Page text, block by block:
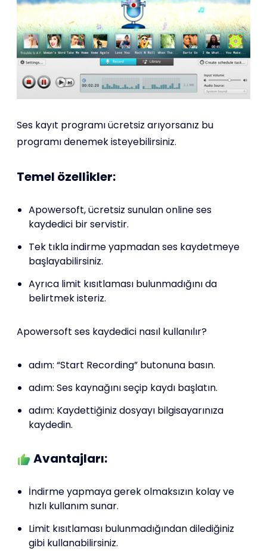
Ses kayıt programı ücretsiz arıyorsanız bu
programı denemek isteyebilirsiniz.
Temel özellikler:
Apowersoft, ücretsiz sunulan online ses
kaydedici bir servistir.
Tek tıkla indirme yapmadan ses kaydetmeye
başlayabilirsiniz.
Ayrıca limit kısıtlaması bulunmadığını da
belirtmek isteriz.
Apowersoft ses kaydedici nasıl kullanılır?
adım: “Start Recording” butonuna basın.
adım: Ses kaynağını seçip kaydı başlatın.
adım: Kaydettiğiniz dosyayı bilgisayarınıza
kaydedin.
Avantajları:
İndirme yapmaya gerek olmaksızın kolay ve
hızlı kullanım sunar.
Limit kısıtlaması bulunmadığından dilediğiniz
gibi kullanabilirsiniz.